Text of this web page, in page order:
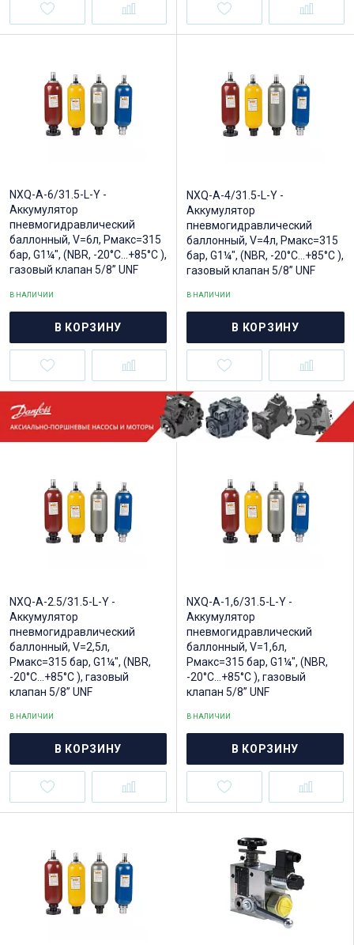
NXQ-A-6/31.5-L-Y -
Аккумулятор
пневмогидравлический
баллонный, V=6л, Рмакс=315
бар, G1¼", (NBR, -20°C...+85°C ),
газовый клапан 5/8” UNF
В НАЛИЧИИ
В КОРЗИНУ
NXQ-A-4/31.5-L-Y -
Аккумулятор
пневмогидравлический
баллонный, V=4л, Рмакс=315
бар, G1¼", (NBR, -20°C...+85°C ),
газовый клапан 5/8” UNF
В НАЛИЧИИ
В КОРЗИНУ
NXQ-A-2.5/31.5-L-Y -
Аккумулятор
пневмогидравлический
баллонный, V=2,5л,
Рмакс=315 бар, G1¼", (NBR,
-20°C...+85°C ), газовый
клапан 5/8” UNF
В НАЛИЧИИ
В КОРЗИНУ
NXQ-A-1,6/31.5-L-Y -
Аккумулятор
пневмогидравлический
баллонный, V=1,6л,
Рмакс=315 бар, G1¼", (NBR,
-20°C...+85°C ), газовый
клапан 5/8” UNF
В НАЛИЧИИ
В КОРЗИНУ